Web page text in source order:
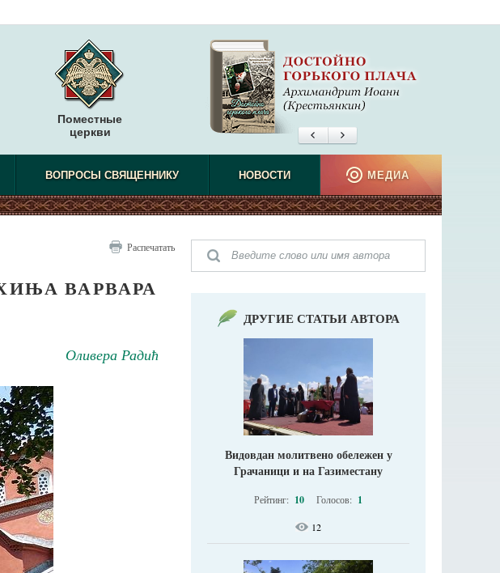
Поместные
церкви
ВОПРОСЫ СВЯЩЕННИКУ НОВОСТИ МЕДИА
Распечатать
ВАРВАРА
Оливера Радић
ДРУГИЕ СТАТЬИ АВТОРА
Видовдан молитвено обележен у
Грачаници и на Газиместану
Рейтинг: 10 Голосов: 1
12